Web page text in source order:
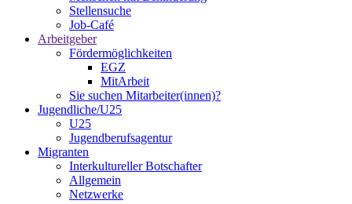
Stellensuche
Job-Café
Arbeitgeber
Fördermöglichkeiten
EGZ
MitArbeit
Sie suchen Mitarbeiter(innen)?
Jugendliche/U25
U25
Jugendberufsagentur
Migranten
Interkultureller Botschafter
Allgemein
Netzwerke